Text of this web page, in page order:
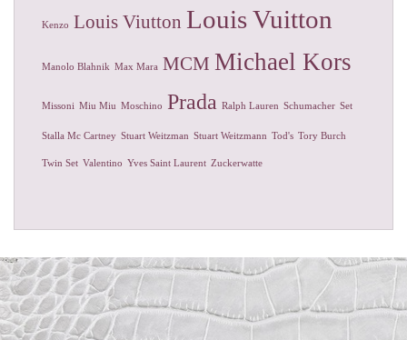
Kenzo Louis Viutton Louis Vuitton
Manolo Blahnik Max Mara MCM Michael Kors
Missoni Miu Miu Moschino Prada Ralph Lauren Schumacher Set
Stalla Mc Cartney Stuart Weitzman Stuart Weitzmann Tod's Tory Burch
Twin Set Valentino Yves Saint Laurent Zuckerwatte